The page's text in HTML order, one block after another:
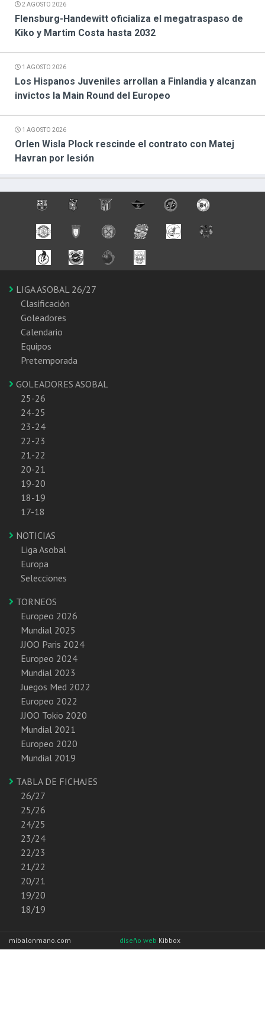
2 AGOSTO 2026
Flensburg-Handewitt oficializa el megatraspaso de
Kiko y Martim Costa hasta 2032
1 AGOSTO 2026
Los Hispanos Juveniles arrollan a Finlandia y alcanzan
invictos la Main Round del Europeo
1 AGOSTO 2026
Orlen Wisla Plock rescinde el contrato con Matej
Havran por lesión
LIGA ASOBAL 26/27
Clasificación
Goleadores
Calendario
Equipos
Pretemporada
GOLEADORES ASOBAL
25-26
24-25
23-24
22-23
21-22
20-21
19-20
18-19
17-18
NOTICIAS
Liga Asobal
Europa
Selecciones
TORNEOS
Europeo 2026
Mundial 2025
JJOO Paris 2024
Europeo 2024
Mundial 2023
Juegos Med 2022
Europeo 2022
JJOO Tokio 2020
Mundial 2021
Europeo 2020
Mundial 2019
TABLA DE FICHAJES
26/27
25/26
24/25
23/24
22/23
21/22
20/21
19/20
18/19
mibalonmano.com diseño web Kibbox